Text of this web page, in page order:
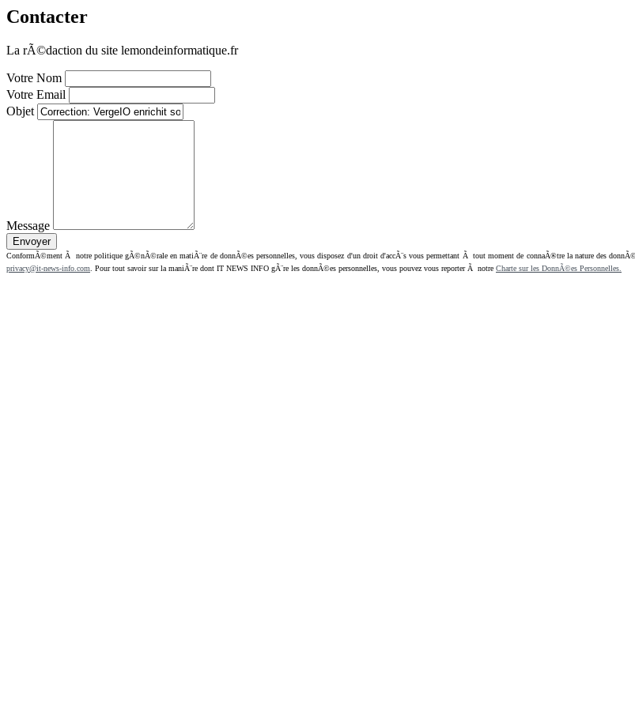
Contacter
La rÃ©daction du site lemondeinformatique.fr
Votre Nom
Votre Email
Objet
Message
ConformÃ©ment Ã notre politique gÃ©nÃ©rale en matiÃ¨re de donnÃ©es personnelles, vous disposez d'un droit d'accÃ¨s vous permettant Ã tout moment de connaÃ®tre la nature des
privacy@it-news-info.com . Pour tout savoir sur la maniÃ¨re dont IT NEWS INFO gÃ¨re les donnÃ©es personnelles, vous pouvez vous reporter Ã notre Charte sur les DonnÃ©es Personnelles.